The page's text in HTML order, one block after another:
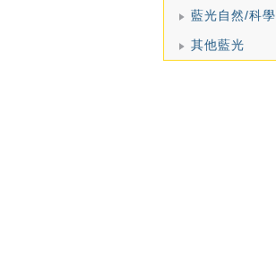
藍光自然/科學
其他藍光